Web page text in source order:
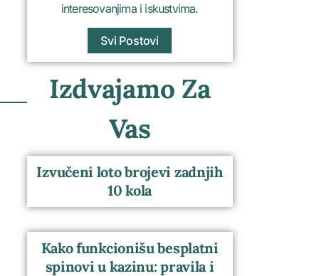
interesovanjima i iskustvima.
Svi Postovi
Izdvajamo Za
Vas
Izvučeni loto brojevi zadnjih
10 kola
Kako funkcionišu besplatni
spinovi u kazinu: pravila i